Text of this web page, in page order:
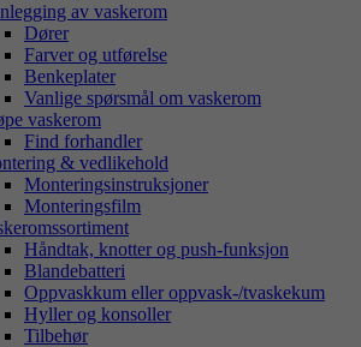
av vaskerom
Dører
Farver og utførelse
Benkeplater
Vanlige spørsmål om vaskerom
vaskerom
Find forhandler
& vedlikehold
Monteringsinstruksjoner
Monteringsfilm
Håndtak, knotter og push-funksjon
Blandebatteri
Oppvaskkum eller oppvask-/tvaskekum
Hyller og konsoller
Tilbehør